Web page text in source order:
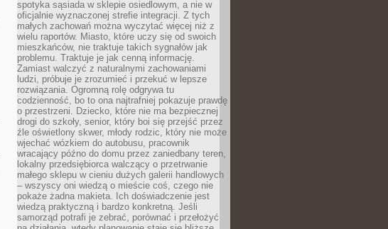
spotyka sąsiada w sklepie osiedlowym, a nie w
oficjalnie wyznaczonej strefie integracji. Z tych
małych zachowań można wyczytać więcej niż z
wielu raportów. Miasto, które uczy się od swoich
mieszkańców, nie traktuje takich sygnałów jak
problemu. Traktuje je jak cenną informację.
Zamiast walczyć z naturalnymi zachowaniami
ludzi, próbuje je zrozumieć i przekuć w lepsze
rozwiązania. Ogromną rolę odgrywa tu
codzienność, bo to ona najtrafniej pokazuje prawdę
o przestrzeni. Dziecko, które nie ma bezpiecznej
drogi do szkoły, senior, który boi się przejść przez
źle oświetlony skwer, młody rodzic, który nie może
wjechać wózkiem do autobusu, pracownik
wracający późno do domu przez zaniedbany teren,
lokalny przedsiębiorca walczący o przetrwanie
małego sklepu w cieniu dużych galerii handlowych
– wszyscy oni wiedzą o mieście coś, czego nie
pokaże żadna makieta. Ich doświadczenie jest
wiedzą praktyczną i bardzo konkretną. Jeśli
samorząd potrafi je zebrać, porównać i przełożyć